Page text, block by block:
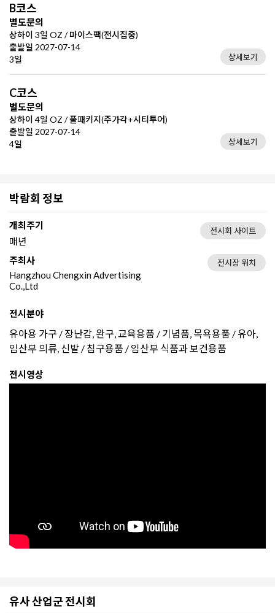
B코스
별도문의
상하이 3일 OZ / 마이스팩(전시집중)
출발일 2027-07-14
3일
상세보기
C코스
별도문의
상하이 4일 OZ / 풀패키지(주가각+시티투어)
출발일 2027-07-14
4일
상세보기
박람회 정보
개최주기
매년
전시회 사이트
주최사
Hangzhou Chengxin Advertising
Co.,Ltd
전시장 위치
전시분야
유아용 가구 / 장난감, 완구, 교육용품 / 기념품, 목욕용품 / 유아,
임산부 의류, 신발 / 침구용품 / 임산부 식품과 보건용품
전시영상
유사 산업군 전시회